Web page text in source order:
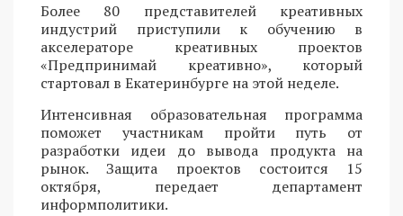
Более 80 представителей креативных
индустрий приступили к обучению в
акселераторе креативных проектов
«Предпринимай креативно», который
стартовал в Екатеринбурге на этой неделе.
Интенсивная образовательная программа
поможет участникам пройти путь от
разработки идеи до вывода продукта на
рынок. Защита проектов состоится 15
октября, передает департамент
информполитики.